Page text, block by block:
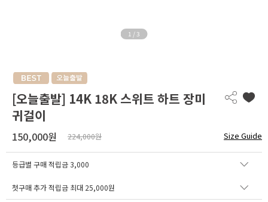
1 / 3
[오늘출발] 14K 18K 스위트 하트 장미
귀걸이
150,000원 224,000원 Size Guide
등급별 구매 적립금3,000
첫구매 추가 적립금 최대 25,000원